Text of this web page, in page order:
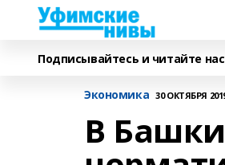
Подписывайтесь и читайте нас
Экономика 30 ОКТЯБРЯ
В